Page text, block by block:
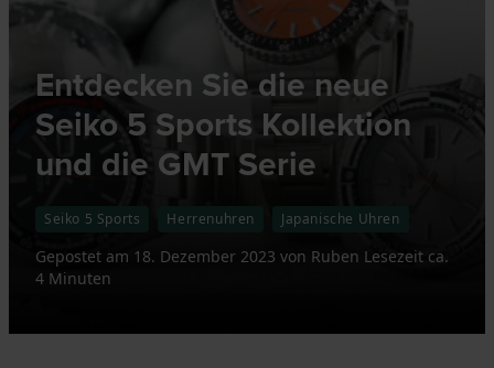
Entdecken Sie die neue
Seiko 5 Sports Kollektion
und die GMT Serie
Seiko 5 Sports Herrenuhren Japanische Uhren
Gepostet am 18. Dezember 2023 von Ruben Lesezeit ca.
4 Minuten